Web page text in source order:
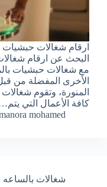
ارقام شغالات حبشيات
البحث عن ارقام
مع شغالات حبشيات
الأخرى المفضلة من
المنورة، وتقوم شغالات
كافة الأعمال التي
mohamed
شغالات بالساعه